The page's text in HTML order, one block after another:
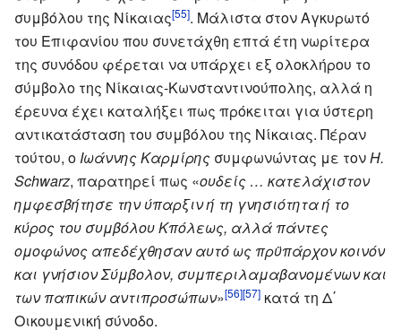
συμβόλου της Νίκαιας[55]. Μάλιστα στον Αγκυρωτό
του Επιφανίου που συνετάχθη επτά έτη νωρίτερα
της συνόδου φέρεται να υπάρχει εξ ολοκλήρου το
σύμβολο της Νίκαιας-Κωνσταντινούπολης, αλλά η
έρευνα έχει καταλήξει πως πρόκειται για ύστερη
αντικατάσταση του συμβόλου της Νίκαιας. Πέραν
τούτου, ο Ιωάννης Καρμίρης συμφωνώντας με τονΗ.
Schwarz, παρατηρεί πως «ουδείς … κατελάχιστον
ημφεσβήτησε την ύπαρξιν ή τη γνησιότητα ή το
κύρος του συμβόλου Κπόλεως, αλλά πάντες
ομοφώνος απεδέχθησαν αυτό ως πρϋπάρχον κοινόν
και γνήσιον Σύμβολον, συμπεριλαμαβανομένων και
των παπικών αντιπροσώπων»[56][57] κατά τη Δ΄
Οικουμενική σύνοδο.